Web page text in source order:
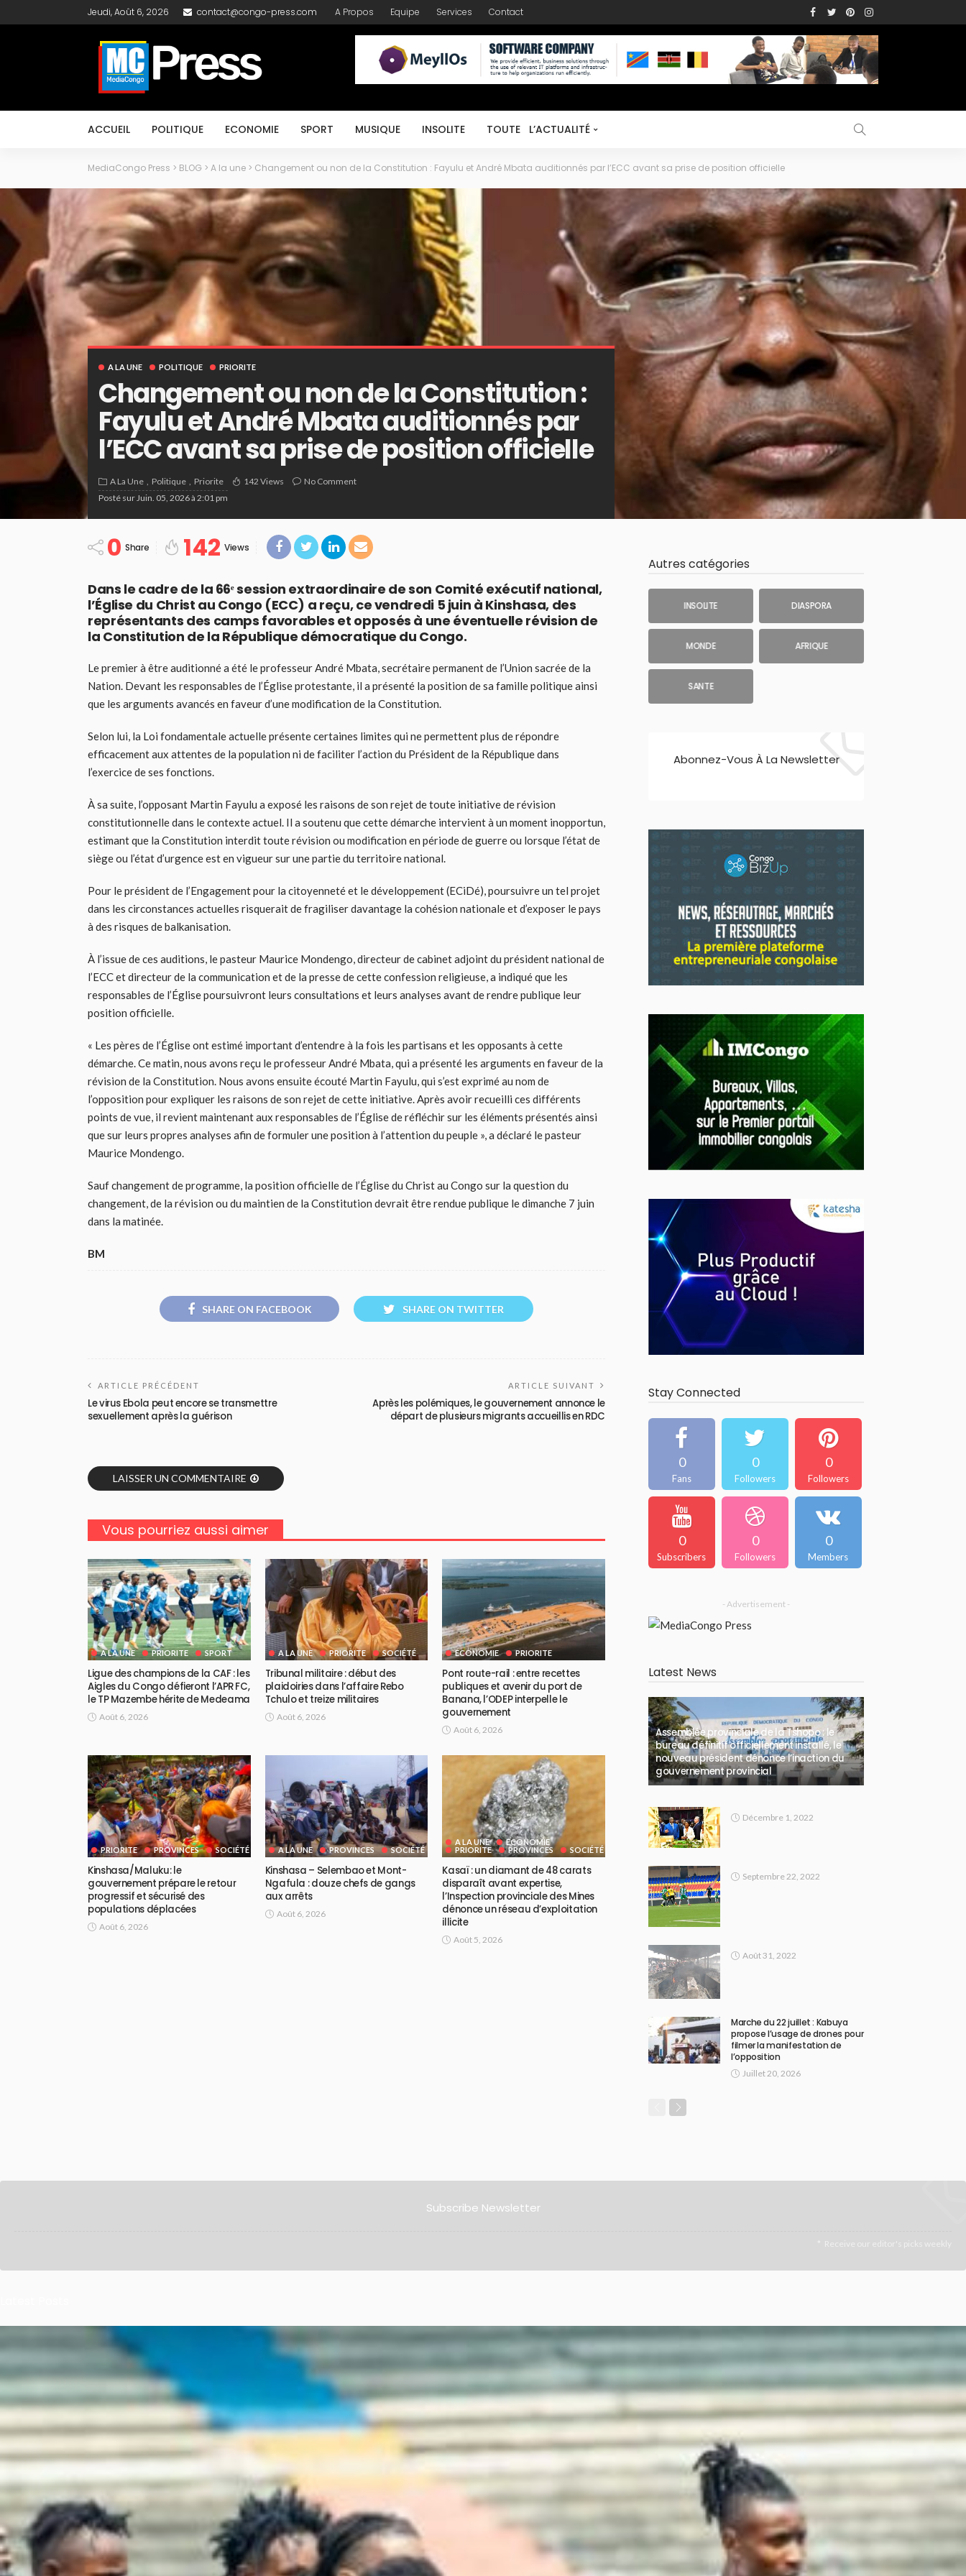
Jeudi, Août 6, 2026 contact@congo-press.com A Propos Equipe Services Contact
ACCUEIL POLITIQUE ECONOMIE SPORT MUSIQUE INSOLITE TOUTE L’ACTUALITÉ
MediaCongo Press > BLOG > A la une > Changement ou non de la Constitution : Fayulu et André Mbata auditionnés par l’ECC avant sa prise de position officielle
A LA UNE POLITIQUE PRIORITE
Changement ou non de la Constitution :
Fayulu et André Mbata auditionnés par
l’ECC avant sa prise de position officielle
A La Une Politique Priorite 142 Views
No Comment
Posté surJuin. 05, 2026 à 2:01 pm
0 Share 142 Views
Dans le cadre de la 66ᵉ session extraordinaire de son Comité exécutif national,
l’Église du Christ au Congo (ECC) a reçu, ce vendredi 5 juin à Kinshasa, des
représentants des camps favorables et opposés à une éventuelle révision de
la Constitution de la République démocratique du Congo.
Le premier à être auditionné a été le professeur André Mbata, secrétaire permanent de l’Union sacrée de la
Nation. Devant les responsables de l’Église protestante, il a présenté la position de sa famille politique ainsi
que les arguments avancés en faveur d’une modification de la Constitution.
Selon lui, la Loi fondamentale actuelle présente certaines limites qui ne permettent plus de répondre
efficacement aux attentes de la population ni de faciliter l’action du Président de la République dans
l’exercice de ses fonctions.
À sa suite, l’opposant Martin Fayulu a exposé les raisons de son rejet de toute initiative de révision
constitutionnelle dans le contexte actuel. Il a soutenu que cette démarche intervient à un moment inopportun,
estimant que la Constitution interdit toute révision ou modification en période de guerre ou lorsque l’état de
siège ou l’état d’urgence est en vigueur sur une partie du territoire national.
Pour le président de l’Engagement pour la citoyenneté et le développement (ECiDé), poursuivre un tel projet
dans les circonstances actuelles risquerait de fragiliser davantage la cohésion nationale et d’exposer le pays
à des risques de balkanisation.
À l’issue de ces auditions, le pasteur Maurice Mondengo, directeur de cabinet adjoint du président national de
l’ECC et directeur de la communication et de la presse de cette confession religieuse, a indiqué que les
responsables de l’Église poursuivront leurs consultations et leurs analyses avant de rendre publique leur
position officielle.
« Les pères de l’Église ont estimé important d’entendre à la fois les partisans et les opposants à cette
démarche. Ce matin, nous avons reçu le professeur André Mbata, qui a présenté les arguments en faveur de la
révision de la Constitution. Nous avons ensuite écouté Martin Fayulu, qui s’est exprimé au nom de
l’opposition pour expliquer les raisons de son rejet de cette initiative. Après avoir recueilli ces différents
points de vue, il revient maintenant aux responsables de l’Église de réfléchir sur les éléments présentés ainsi
que sur leurs propres analyses afin de formuler une position à l’attention du peuple », a déclaré le pasteur
Maurice Mondengo.
Sauf changement de programme, la position officielle de l’Église du Christ au Congo sur la question du
changement, de la révision ou du maintien de la Constitution devrait être rendue publique le dimanche 7 juin
dans la matinée.
BM
SHARE ON FACEBOOK SHARE ON TWITTER
ARTICLE PRÉCÉDENT
Le virus Ebola peut encore se transmettre
sexuellement après la guérison
ARTICLE SUIVANT
Après les polémiques, le gouvernement annonce le
départ de plusieurs migrants accueillis en RDC
LAISSER UN COMMENTAIRE
Vous pourriez aussi aimer
A LA UNE PRIORITE SPORT
Ligue des champions de la CAF : les
Aigles du Congo défieront l’APR FC,
le TP Mazembe hérite de Medeama
Août 6, 2026
A LA UNE PRIORITE SOCIÉTÉ
Tribunal militaire : début des
plaidoiries dans l’affaire Rebo
Tchulo et treize militaires
Août 6, 2026
ECONOMIE PRIORITE
Pont route-rail : entre recettes
publiques et avenir du port de
Banana, l’ODEP interpelle le
gouvernement
Août 6, 2026
PRIORITE PROVINCES SOCIÉTÉ
Kinshasa/Maluku: le
gouvernement prépare le retour
progressif et sécurisé des
populations déplacées
Août 6, 2026
A LA UNE PROVINCES SOCIÉTÉ
Kinshasa – Selembao et Mont-
Ngafula : douze chefs de gangs
aux arrêts
Août 6, 2026
A LA UNE
ECONOMIE
PRIORITE
PROVINCES SOCIÉTÉ
Kasaï : un diamant de 48 carats
disparaît avant expertise,
l’Inspection provinciale des Mines
dénonce un réseau d’exploitation
illicite
Août 5, 2026
Autres catégories
INSOLITE DIASPORA
MONDE AFRIQUE
SANTE
Abonnez-Vous À La Newsletter
Stay Connected
0
Fans
0
Followers
0
Followers
0
Subscribers
0
Followers
0
Members
- Advertisement -
Latest News
Assemblée provinciale de la Tshopo : le
bureau définitif officiellement installé, le
nouveau président dénonce l’inaction du
gouvernement provincial
Décembre 1, 2022
Septembre 22, 2022
Août 31, 2022
Marche du 22 juillet : Kabuya
propose l’usage de drones pour
filmer la manifestation de
l’opposition
Juillet 20, 2026
Subscribe Newsletter
Receive our editor's picks weekly